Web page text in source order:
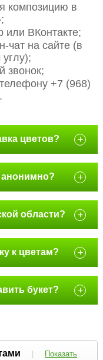
композицию в
или ВКонтакте;
чат на сайте (в
звонок;
+7 (968)
цветов? +
анонимно? +
области? +
к цветам? +
букет? +
|
Показать